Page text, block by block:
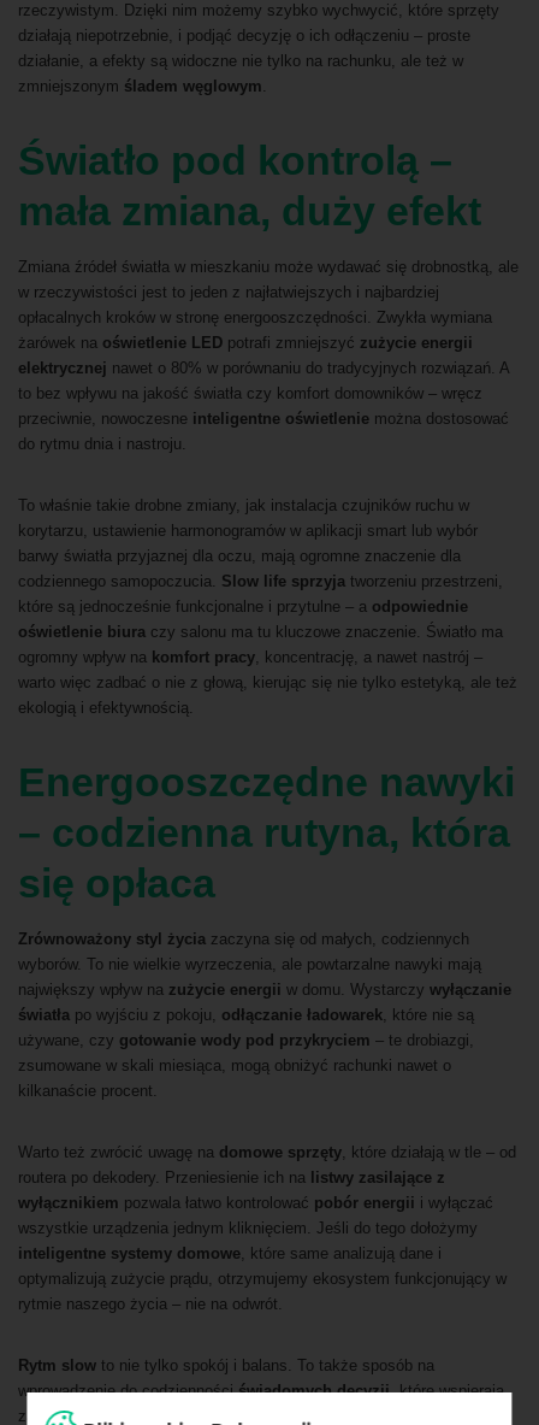
rzeczywistym. Dzięki nim możemy szybko wychwycić, które sprzęty
działają niepotrzebnie, i podjąć decyzję o ich odłączeniu – proste
działanie, a efekty są widoczne nie tylko na rachunku, ale też w
zmniejszonym śladem węglowym.
Światło pod kontrolą –
mała zmiana, duży efekt
Zmiana źródeł światła w mieszkaniu może wydawać się drobnostką, ale
w rzeczywistości jest to jeden z najłatwiejszych i najbardziej
opłacalnych kroków w stronę energooszczędności. Zwykła wymiana
żarówek na oświetlenie LED potrafi zmniejszyć zużycie energii
elektrycznej nawet o 80% w porównaniu do tradycyjnych rozwiązań. A
to bez wpływu na jakość światła czy komfort domowników – wręcz
przeciwnie, nowoczesne inteligentne oświetlenie można dostosować
do rytmu dnia i nastroju.
To właśnie takie drobne zmiany, jak instalacja czujników ruchu w
korytarzu, ustawienie harmonogramów w aplikacji smart lub wybór
barwy światła przyjaznej dla oczu, mają ogromne znaczenie dla
codziennego samopoczucia. Slow life sprzyja tworzeniu przestrzeni,
które są jednocześnie funkcjonalne i przytulne – a odpowiednie
oświetlenie biura czy salonu ma tu kluczowe znaczenie. Światło ma
ogromny wpływ na komfort pracy, koncentrację, a nawet nastrój –
warto więc zadbać o nie z głową, kierując się nie tylko estetyką, ale też
ekologią i efektywnością.
Energooszczędne nawyki
– codzienna rutyna, która
się opłaca
Zrównoważony styl życia zaczyna się od małych, codziennych
wyborów. To nie wielkie wyrzeczenia, ale powtarzalne nawyki mają
największy wpływ na zużycie energii w domu. Wystarczy wyłączanie
światła po wyjściu z pokoju, odłączanie ładowarek, które nie są
używane, czy gotowanie wody pod przykryciem – te drobiazgi,
zsumowane w skali miesiąca, mogą obniżyć rachunki nawet o
kilkanaście procent.
Warto też zwrócić uwagę na domowe sprzęty, które działają w tle – od
routera po dekodery. Przeniesienie ich na listwy zasilające z
wyłącznikiem pozwala łatwo kontrolować pobór energii i wyłączać
wszystkie urządzenia jednym kliknięciem. Jeśli do tego dołożymy
inteligentne systemy domowe, które same analizują dane i
optymalizują zużycie prądu, otrzymujemy ekosystem funkcjonujący w
rytmie naszego życia – nie na odwrót.
Rytm slow to nie tylko spokój i balans. To także sposób na
wprowadzenie do codziennościświadomych decyzji, które wspierają
zarówno